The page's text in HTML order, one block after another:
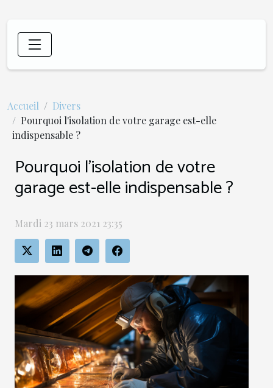
Accueil
Divers
Pourquoi l'isolation de votre garage est-elle
indispensable ?
Pourquoi l'isolation de votre
garage est-elle indispensable ?
Mardi 23 mars 2021 23:35